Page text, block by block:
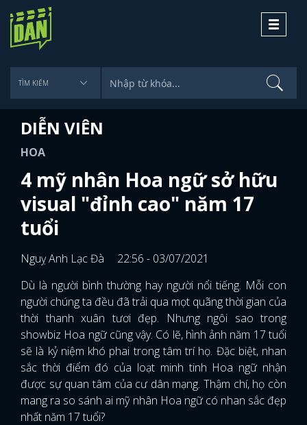
Toggle
DIỄN VIÊN
HOA
4 mỹ nhân Hoa ngữ sở hữu
visual "đỉnh cao" năm 17
tuổi
Nguỵ Anh Lạc Đà
22:56 - 03/07/2021
Dù là người bình thường hay người nổi tiếng. Mỗi con
người chúng ta đều đã trải qua mọt quãng thời gian của
thời thanh xuân tươi đẹp. Nhưng ngôi sao trong
showbiz Hoa ngữ cũng vậy. Có lẽ, hình ảnh năm 17 tuổi
sẽ là kỷ niệm khó phai trong tâm trí họ. Đặc biệt, nhan
sắc thời điểm đó của loạt minh tinh Hoa ngữ nhận
được sự quan tâm của cư dân mạng. Thậm chí, họ còn
mang ra so sánh ai mỹ nhân Hoa ngữ có nhan sắc đẹp
nhất năm 17 tuổi?